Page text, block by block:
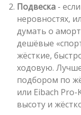
Подвеска-
неровностях,
думать о
дешёвые
жёсткие,
ходовую.
подбором по
или Eibach
высоту и